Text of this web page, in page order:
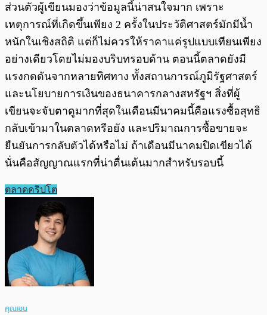
ส่วนตัวผู้เขียนมองว่าข้อมูลนี้น่าสนใจมาก เพราะ
เหตุการณ์ที่เกิดขึ้นเพียง 2 ครั้งในประวัติศาสตร์มักมีน้ำ
หนักในเชิงสถิติ แต่ก็ไม่ควรให้ราคาแค่รูปแบบเทียนเพียง
อย่างเดียวโดยไม่มองบริบทรอบด้าน ตอนนี้ตลาดยังมี
แรงกดดันจากหลายทิศทาง ทั้งสถานการณ์ภูมิรัฐศาสตร์
และนโยบายการเงินของธนาคารกลางสหรัฐฯ สิ่งที่ผู้
เขียนจะจับตาดูมากที่สุดในเดือนมีนาคมนี้คือแรงซื้อสุทธิ
กลับเข้ามาในตลาดหรือยัง และปริมาณการซื้อขายจะ
ยืนยันการกลับตัวได้หรือไม่ ถ้าเดือนมีนาคมปิดเขียวได้
นั่นคือสัญญาณแรกที่น่าตื่นเต้นมากสำหรับรอบนี้
ตลาดคริปโต
คุณเชน